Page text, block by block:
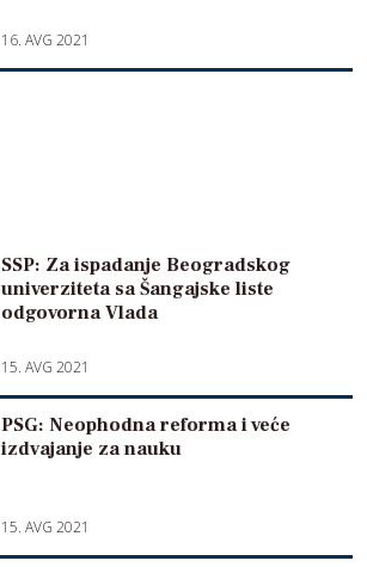
16. AVG 2021
SSP: Za ispadanje Beogradskog
univerziteta sa Šangajske liste
odgovorna Vlada
15. AVG 2021
PSG: Neophodna reforma i veće
izdvajanje za nauku
15. AVG 2021